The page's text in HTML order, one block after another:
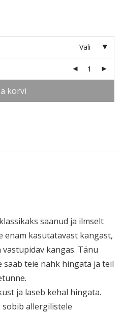
Vali
korvi
saanud ja ilmselt
kasuta­tavast kangast,
kangas. Tänu
teie nahk hingata ja teil
ja laseb kehal hingata.
sobib aller­gi­listele